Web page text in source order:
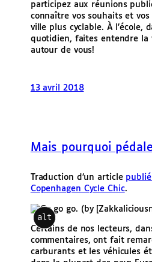
participez aux réunions
connaître vos souhaits et
ville plus cyclable. À l’école,
quotidien, faites entendre la
autour de vous!
13 avril 2018
Mais pourquoi
Traduction d’un article
Copenhagen Cycle Chic.
alt
Certains de nos lecteurs,
commentaires, ont fait
carburants et les véhicules